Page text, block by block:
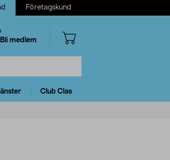
Företagskund
medlem
Club Clas